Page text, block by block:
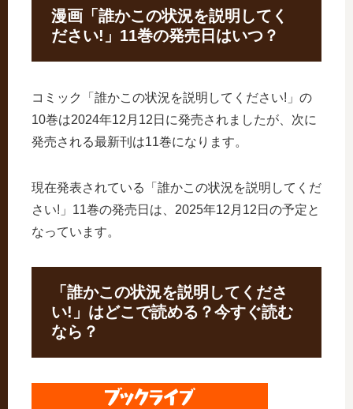
漫画「誰かこの状況を説明してく
ださい!」11巻の発売日はいつ？
コミック「誰かこの状況を説明してください!」の
10巻は2024年12月12日に発売されましたが、次に
発売される最新刊は11巻になります。
現在発表されている「誰かこの状況を説明してくだ
さい!」11巻の発売日は、2025年12月12日の予定と
なっています。
「誰かこの状況を説明してくださ
い!」はどこで読める？今すぐ読む
なら？